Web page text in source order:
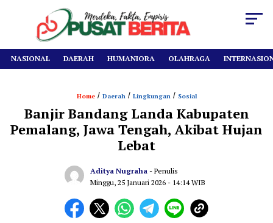
NASIONAL DAERAH HUMANIORA OLAHRAGA
Home/ Daerah/ Lingkungan/ Sosial
Banjir Bandang Landa Kabupaten
Pemalang, Jawa Tengah, Akibat Hujan
Lebat
Aditya Nugraha - Penulis
Minggu, 25 Januari 2026 - 14:14 WIB